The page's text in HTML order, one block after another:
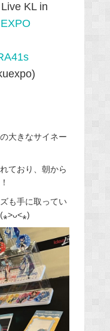
KL in
大きなサイネー
ており、朝から
も手に取ってい